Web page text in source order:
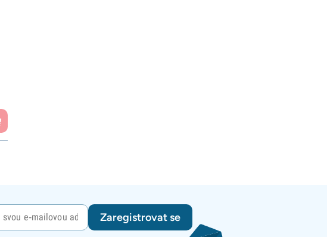
Zaregistrovat se